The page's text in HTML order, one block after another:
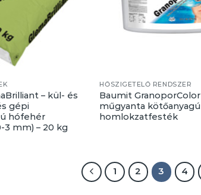
– kül- és
gépi
hófehér
mm) – 20 kg
HŐSZIGETELŐ RENDSZER
Baumit GranoporColor
műgyanta kötőanyagú
homlokzatfesték
1 2 3 4